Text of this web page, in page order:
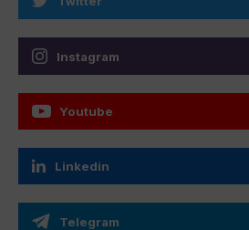
Instagram
Youtube
Linkedin
Telegram